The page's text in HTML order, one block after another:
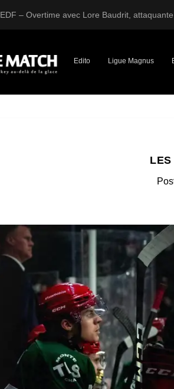
EDF – Overtime avec Lore Baudrit, attaquante
Edito Ligue Magnus